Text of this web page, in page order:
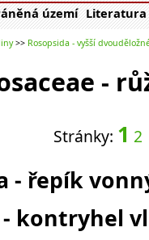
území Literatura
>> Rosopsida - vyšší
-
Stránky: 1 2
- řepík
kontryhel